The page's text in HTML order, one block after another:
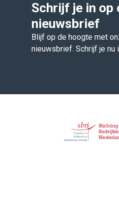
Schrijf je in op
nieuwsbrief
Blijf op de hoogte met
nieuwsbrief. Schrijf je nu